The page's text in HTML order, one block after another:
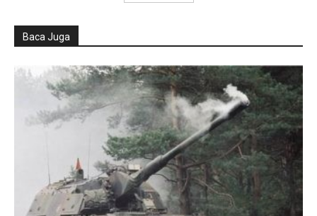
Baca Juga